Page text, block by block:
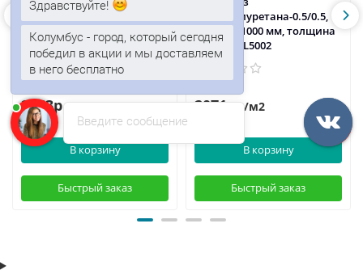
пенополиуретана-0.5/0.5,
ширина 1000 мм, толщина
50 мм, RAL3005
2053р. /м2
В корзину
Быстрый заказ
пенополиуретана-0.5/0.5,
ширина 1000 мм, толщина
50 мм, RAL5002
2071р. /м2
В корзину
Быстрый заказ
Введите сообщение
Здравствуйте!
Колумбус - город, который сегодня
победил в акции и мы доставляем
в него бесплатно